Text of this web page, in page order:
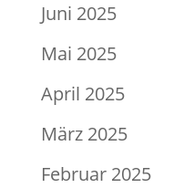
Juni 2025
Mai 2025
April 2025
März 2025
Februar 2025